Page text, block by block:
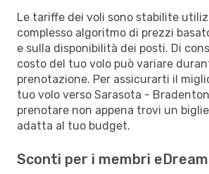
Le tariffe dei voli sono stabilite
complesso algoritmo di prezzi
e sulla disponibilità dei posti. Di
costo del tuo volo può variare
prenotazione. Per assicurarti il
tuo volo verso Sarasota -
prenotare non appena trovi un
adatta al tuo budget.
Sconti per i membri